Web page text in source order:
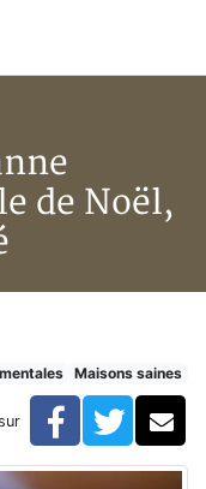
de Noël,
d’électricité la
Maisons saines
Facebook